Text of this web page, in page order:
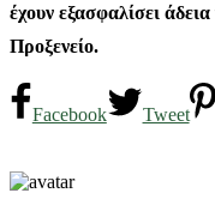
έχουν εξασφαλίσει
Προξενείο.
Facebook Tweet